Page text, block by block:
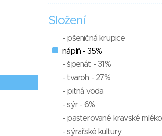
Složení
- pšeničná krupice
náplň - 35%
- špenát - 31%
- tvaroh - 27%
- pitná voda
- sýr - 6%
- pasterované kravské mléko
- sýrařské kultury